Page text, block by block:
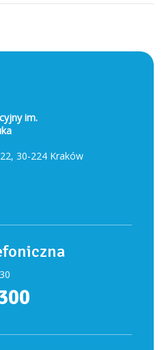
im.
30-224 Kraków